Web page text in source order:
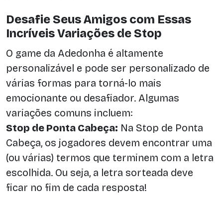
Desafie Seus Amigos com Essas
Incríveis Variações de Stop
O game da Adedonha é altamente
personalizável e pode ser personalizado de
várias formas para torná-lo mais
emocionante ou desafiador. Algumas
variações comuns incluem:
Stop de Ponta Cabeça: Na Stop de Ponta
Cabeça, os jogadores devem encontrar uma
(ou várias) termos que terminem com a letra
escolhida. Ou seja, a letra sorteada deve
ficar no fim de cada resposta!